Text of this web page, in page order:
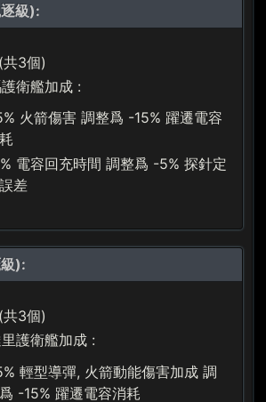
級):
3個)
衛艦加成 :
火箭傷害 調整爲 -15% 躍遷電容
電容回充時間 調整爲 -5% 探針定
差
):
3個)
護衛艦加成 :
輕型導彈, 火箭動能傷害加成 調
-15% 躍遷電容消耗